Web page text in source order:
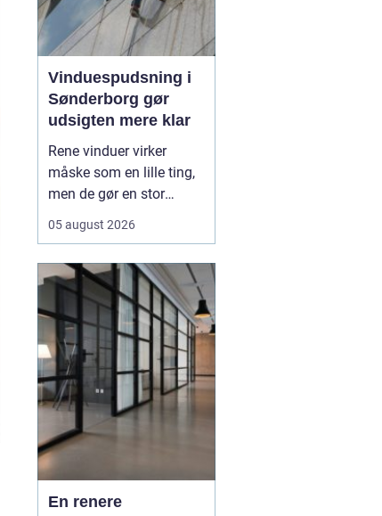
Vinduespudsning i
Sønderborg gør
udsigten mere klar
Rene vinduer virker
måske som en lille ting,
men de gør en stor
arbejdsmiljø og privatliv.
ind, rummene virker
større, og både
medarbejdere, kunder og
gæster f&ari...
05 august 2026
En renere